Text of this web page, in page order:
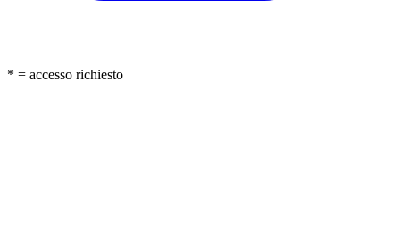
* = accesso richiesto